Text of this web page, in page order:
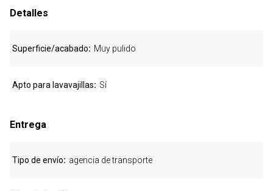
Detalles
Superficie/acabado Muy pulido
Apto para lavavajillas Sí
Entrega
Tipo de envío agencia de transporte